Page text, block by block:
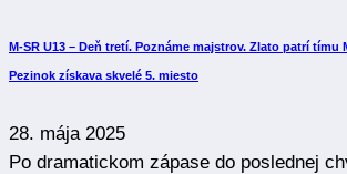
M-SR U13 – Deň tretí. Poznáme majstrov. Zlato patrí tímu
Pezinok získava skvelé 5. miesto
28. mája 2025
Po dramatickom zápase do poslednej